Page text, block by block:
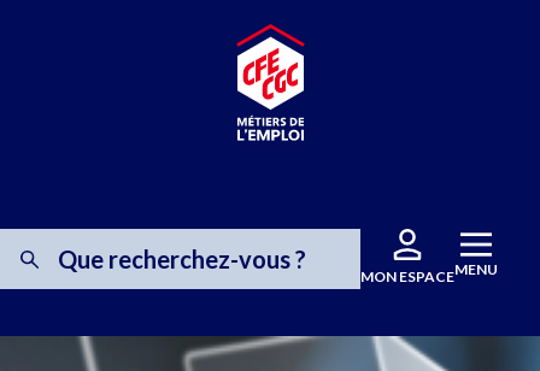
MON ESPACEMENU